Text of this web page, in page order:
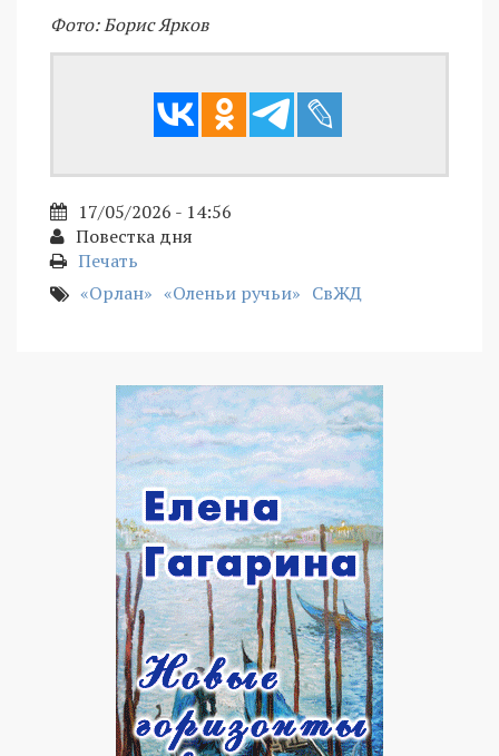
Фото: Борис Ярков
17/05/2026 - 14:56
Повестка дня
Печать
«Орлан» «Оленьи ручьи» СвЖД